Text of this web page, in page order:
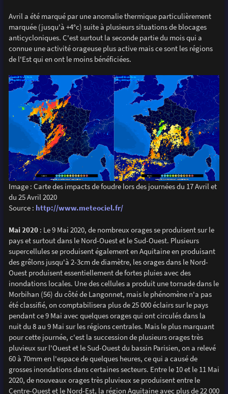
Avril a été marqué par une anomalie thermique particulièrement
marquée (jusqu'à +4°c) suite à plusieurs situations de blocages
anticycloniques. C'est surtout la seconde partie du mois qui a
connue une activité orageuse plus active mais ce sont les régions
de l'Est qui en ont le moins bénéficiées.
Image : Carte des impacts de foudre lors des journées du 17 Avril et
du 25 Avril 2020
Source : http://www.meteociel.fr/
Mai 2020: Le 9 Mai 2020, de nombreux orages se produisent sur le
pays et surtout dans le Nord-Ouest et le Sud-Ouest. Plusieurs
supercellules se produisent également en Aquitaine en produisant
des grêlons jusqu'à 2-3cm de diamètre, les orages dans le Nord-
Ouest produisent essentiellement de fortes pluies avec des
inondations locales. Une des cellules a produit une tornade dans le
Morbihan (56) du côté de Langonnet, mais le phénomène n'a pas
été classifié, on comptabilisera plus de 25 000 éclairs sur le pays
pendant ce 9 Mai avec quelques orages qui ont circulés dans la
nuit du 8 au 9 Mai sur les régions centrales. Mais le plus marquant
pour cette journée, c'est la succession de plusieurs orages très
pluvieux sur l'Ouest et le Sud-Ouest du bassin Parisien, on a relevé
60 à 70mm en l'espace de quelques heures, ce qui a causé de
grosses inondations dans certaines secteurs. Entre le 10 et le 11 Mai
2020, de nouveaux orages très pluvieux se produisent entre le
Centre-Ouest et le Nord-Est, la région Aquitaine avec plus de 22 000